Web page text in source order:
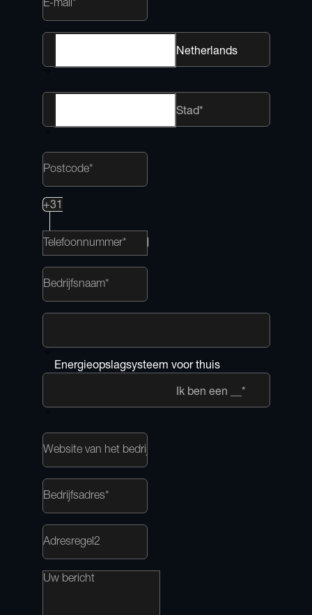
Netherlands
Stad*
+31
Energieopslagsysteem voor thuis
Ik ben een __*